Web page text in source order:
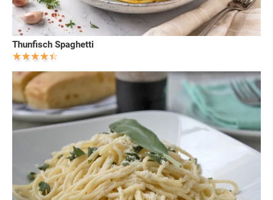
Thunfisch Spaghetti